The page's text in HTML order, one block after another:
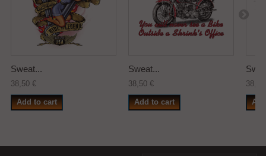
Sweat...
38,50 €
Add to cart
Sweat...
38,50 €
Add to cart